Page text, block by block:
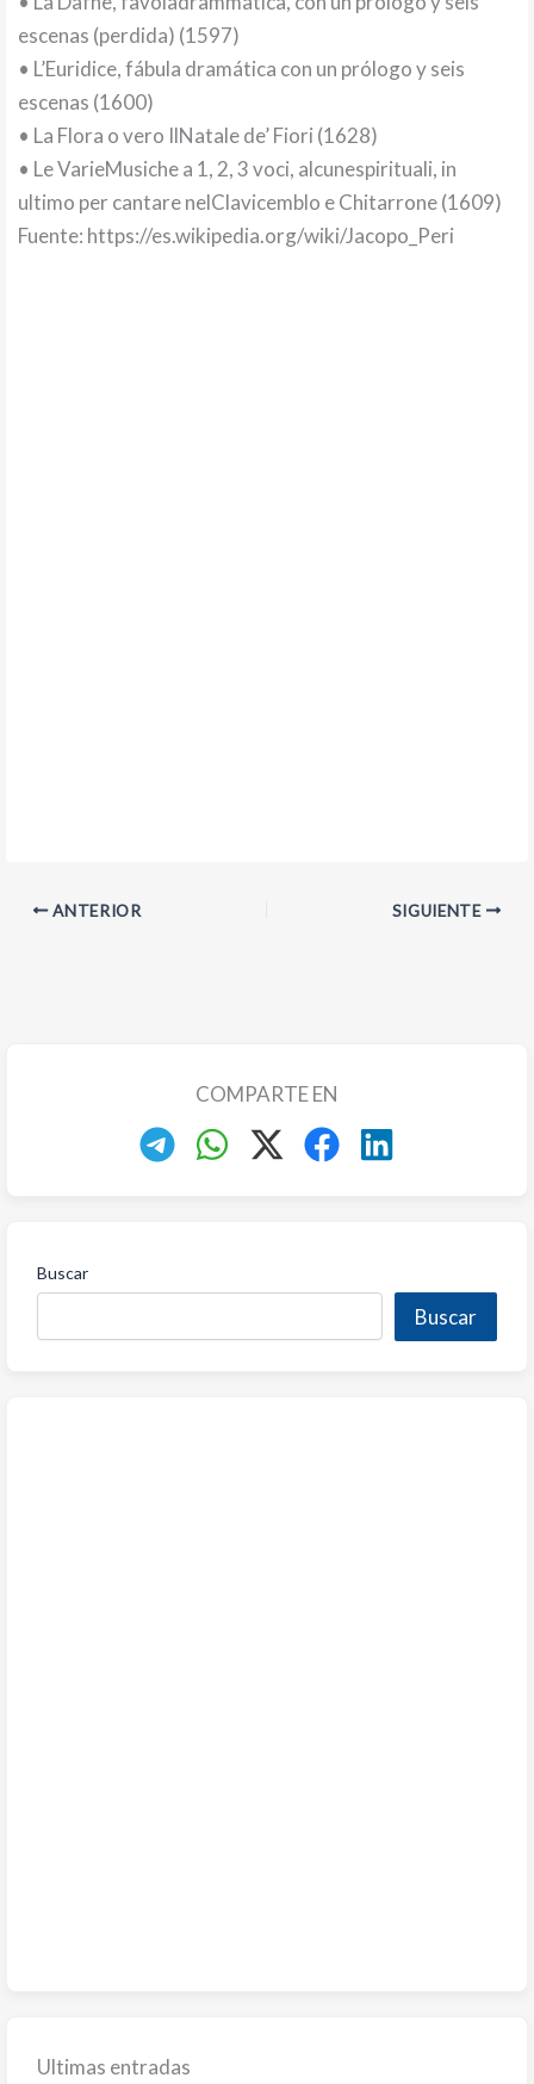
escenas (perdida) (1597)
• L’Euridice, fábula dramática con un prólogo y seis
escenas (1600)
• La Flora o vero IlNatale de’ Fiori (1628)
• Le VarieMusiche a 1, 2, 3 voci, alcunespirituali, in
ultimo per cantare nelClavicemblo e Chitarrone (1609)
Fuente: https://es.wikipedia.org/wiki/Jacopo_Peri
ANTERIOR SIGUIENTE
COMPARTE EN
Buscar
Buscar
Ultimas entradas